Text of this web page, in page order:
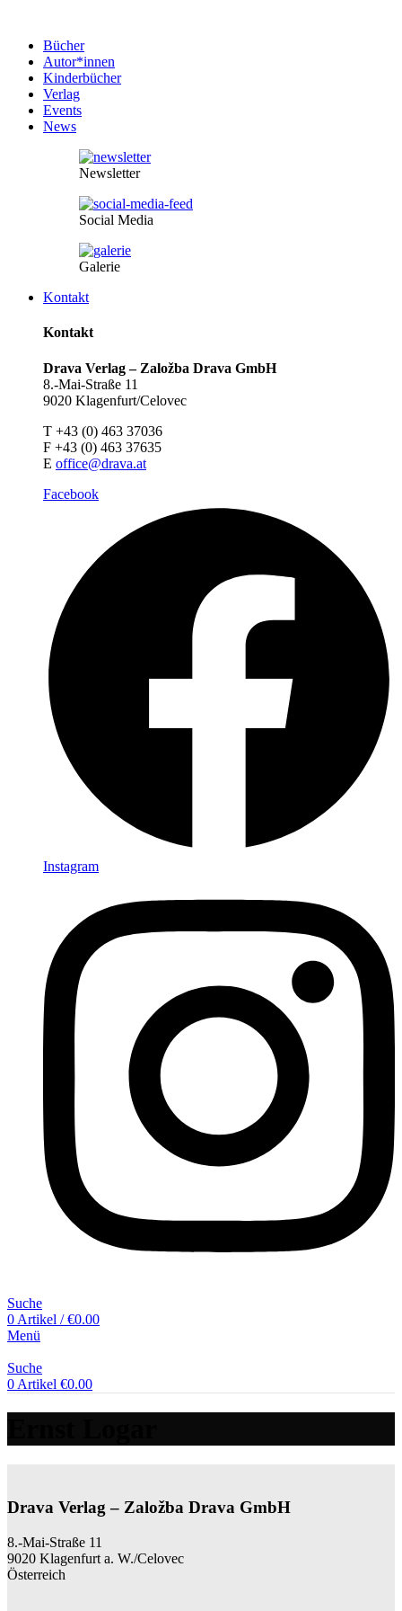
Bücher
Autor*innen
Kinderbücher
Verlag
Events
News
Newsletter
Social Media
Galerie
Kontakt
Kontakt
Drava Verlag – Založba Drava GmbH
8.-Mai-Straße 11
9020 Klagenfurt/Celovec
T +43 (0) 463 37036
F +43 (0) 463 37635
E office@drava.at
Facebook
Instagram
Suche
0 Artikel / €0.00
Menü
Suche
0 Artikel €0.00
Drava Verlag – Založba Drava GmbH
8.-Mai-Straße 11
9020 Klagenfurt a. W./Celovec
Österreich